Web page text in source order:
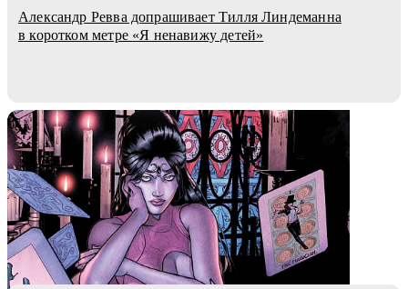
Александр Ревва допрашивает Тилля Линдеманна
в коротком метре «Я ненавижу детей»